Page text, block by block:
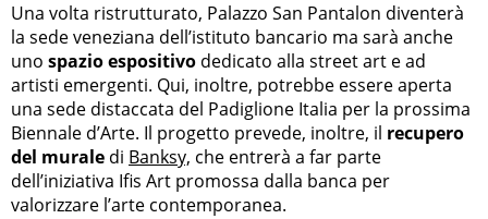
Una volta ristrutturato, Palazzo San Pantalon diventerà
la sede veneziana dell’istituto bancario ma sarà anche
uno spazio espositivo dedicato alla street art e ad
artisti emergenti. Qui, inoltre, potrebbe essere aperta
una sede distaccata del Padiglione Italia per la prossima
Biennale d’Arte. Il progetto prevede, inoltre, il recupero
del murale di Banksy, che entrerà a far parte
dell’iniziativa Ifis Art promossa dalla banca per
valorizzare l’arte contemporanea.